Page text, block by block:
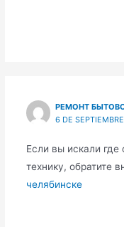
РЕМОНТ
6 DE
Если вы искали где
технику, обратите
челябинске